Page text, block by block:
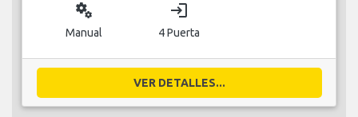
miscellaneous_services
Manual
login
4 Puerta
VER DETALLES...